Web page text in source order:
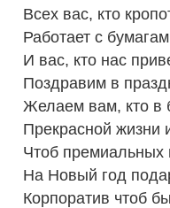
Всех вас, кто
Работает с
И вас, кто нас
Поздравим в
Желаем вам, кто в
Прекрасной жизни
Чтоб
На Новый год
Корпоратив чтоб